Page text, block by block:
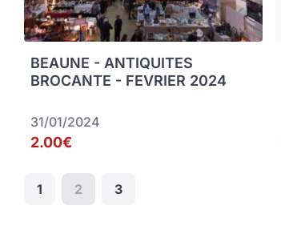
BEAUNE - ANTIQUITES
BROCANTE - FEVRIER 2024
31/01/2024
2.00€
1 2 3